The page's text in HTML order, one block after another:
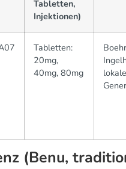
Tabletten,
Injektionen)
Tabletten:
20mg,
40mg, 80mg
lokale
(Benu,